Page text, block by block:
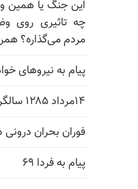
این جنگ یا
چه تاثیری روی
مردم می‌گذاره؟
پیام به نیروهای خواهان
۱۴مرداد ۱۲۸۵ سالگرد انقلاب مشروطه
فوران بحران
پیام به فردا ۶۹